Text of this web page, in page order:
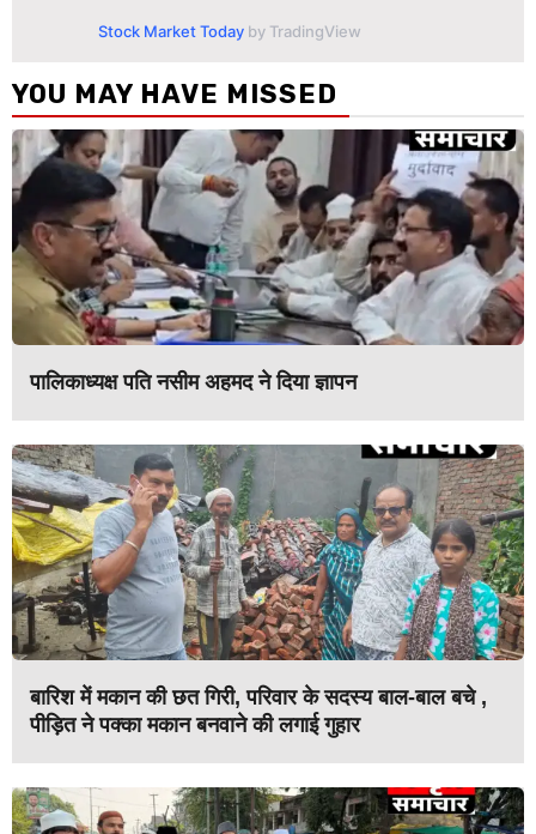
Stock Market Today by TradingView
YOU MAY HAVE MISSED
पालिकाध्यक्ष पति नसीम अहमद ने दिया ज्ञापन
बारिश में मकान की छत गिरी, परिवार के सदस्य बाल-बाल बचे ,
पीड़ित ने पक्का मकान बनवाने की लगाई गुहार